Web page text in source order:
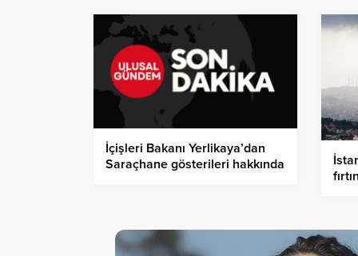
İçişleri Bakanı Yerlikaya’dan
Saraçhane gösterileri hakkında